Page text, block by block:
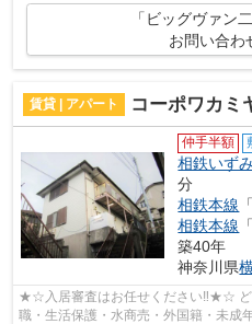
「ビッグヴァン
お問い合わ
賃貸 | アパート コーポワカミ
仲手半額
相鉄いず
分
相鉄本線 「
相鉄本線
築40年
神奈川県
★☆入居審査はお任せください‼★☆ ど
職・生活保護・水商売・外国籍・未成